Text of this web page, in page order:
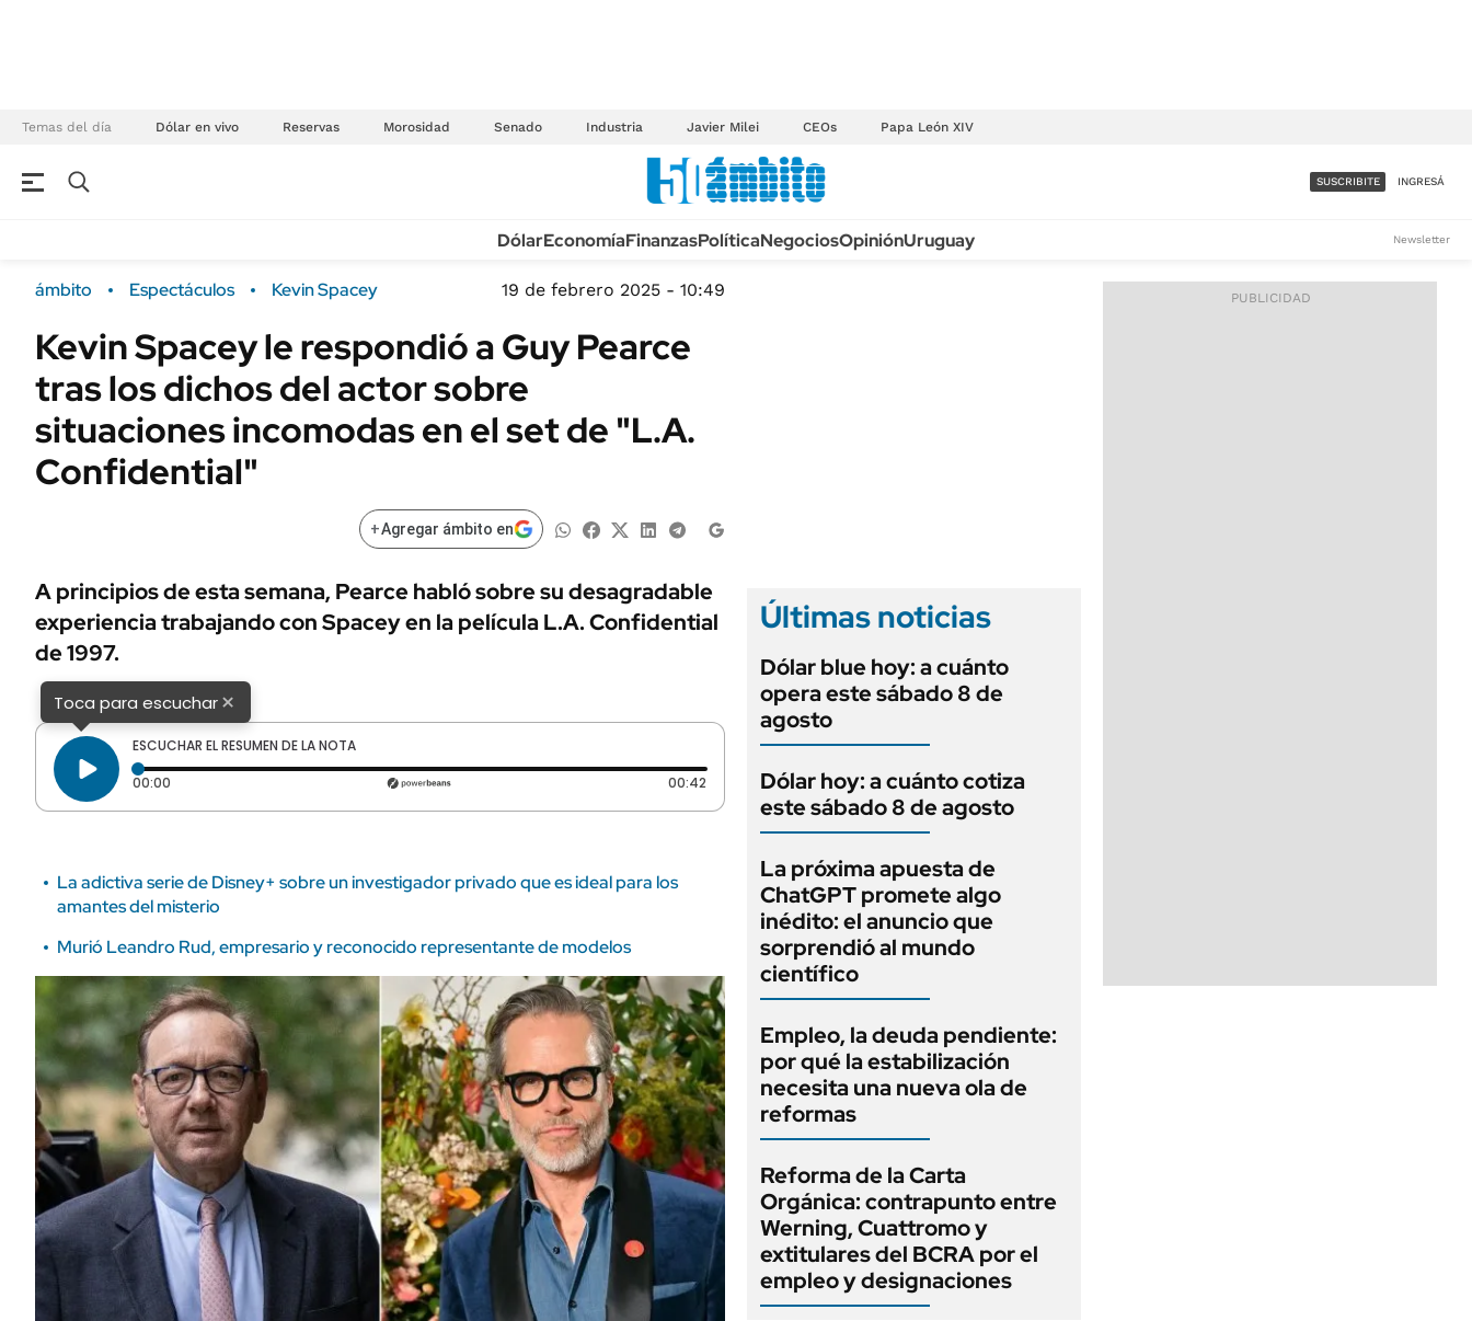
Temas del día Dólar en vivo Reservas Morosidad Senado Industria Javier Milei CEOs Papa León XIV
Campo
FINANZAS
Dólar
Mercados
Real Estate
Sustentabilidad
Seguros
POLÍTICA
Municipios
TECNOLOGÍA
MÉXICO
MUNDO
ESPECTÁCULOS
AUTOS
ACCESO FULL - $1.800/MES
SUSCRIBITE INGRESÁ
DólarEconomíaFinanzasPolíticaNegociosOpiniónUruguay Newsletter
ámbito Espectáculos Kevin Spacey 19 de febrero 2025 - 10:49
Kevin Spacey le respondió a Guy Pearce
tras los dichos del actor sobre
situaciones incomodas en el set de "L.A.
Confidential"
+Agregar ámbito en
A principios de esta semana, Pearce habló sobre su desagradable
experiencia trabajando con Spacey en la película L.A. Confidential
de 1997.
Toca para escuchar×
ESCUCHAR EL RESUMEN DE LA NOTA
00:00 Tiempo transcurrido: 0 segundos 00:42 Duración: 42 segundos
La adictiva serie de Disney+ sobre un investigador privado que es ideal para los
amantes del misterio
Murió Leandro Rud, empresario y reconocido representante de modelos
Últimas noticias
Dólar blue hoy: a cuánto
opera este sábado 8 de
agosto
Dólar hoy: a cuánto cotiza
este sábado 8 de agosto
La próxima apuesta de
ChatGPT promete algo
inédito: el anuncio que
sorprendió al mundo
científico
Empleo, la deuda pendiente:
por qué la estabilización
necesita una nueva ola de
reformas
Reforma de la Carta
Orgánica: contrapunto entre
Werning, Cuattromo y
extitulares del BCRA por el
empleo y designaciones